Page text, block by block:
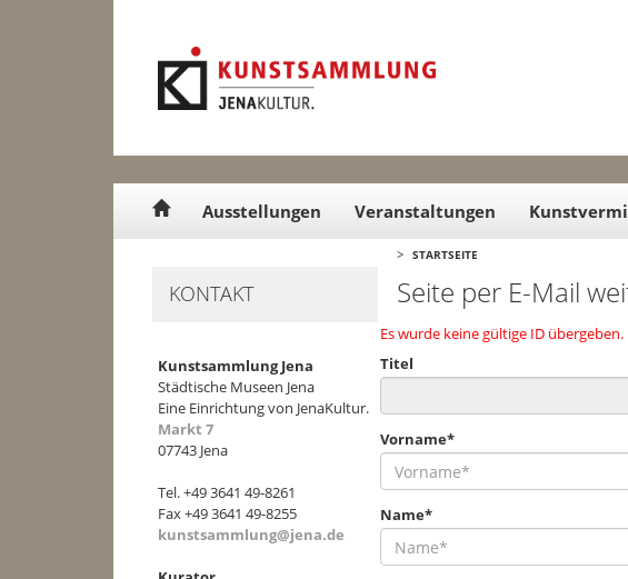
Ausstellungen Veranstaltungen
KONTAKT
Kunstsammlung Jena
Städtische Museen Jena
Eine Einrichtung von JenaKultur.
Markt 7
07743 Jena
Tel. +49 3641 49-8261
Fax +49 3641 49-8255
kunstsammlung@jena.de
> STARTSEITE
Seite per E-Mail
Es wurde keine gültige ID übergeben.
Titel
Vorname*
Name*